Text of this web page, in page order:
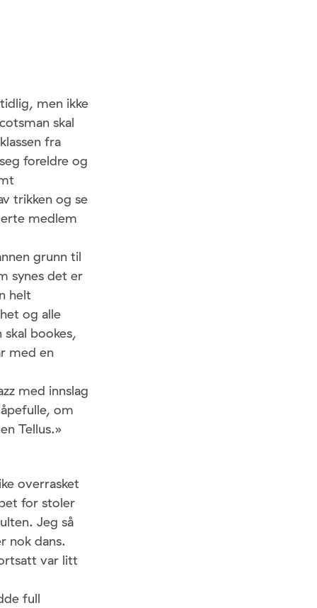
men ikke
skal
fra
foreldre og
trikken og se
medlem
grunn til
synes det er
helt
og alle
bookes,
med en
med innslag
om
Tellus.»
overrasket
for stoler
Jeg så
nok dans.
var litt
full